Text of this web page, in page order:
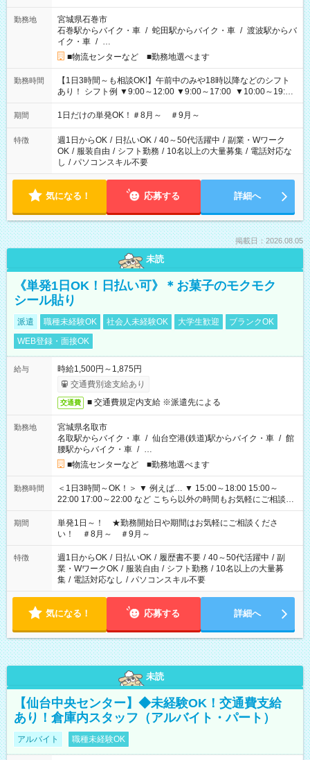
勤務地
宮城県石巻市
石巻駅からバイク・車 / 蛇田駅からバイク・車 / 渡波駅からバ
イク・車 / …
■物流センターなど ■勤務地選べます
勤務時間
【1日3時間～も相談OK!】午前中のみや18時以降などのシフト
あり！ シフト例 ▼9:00～12:00 ▼9:00～17:00 ▼10:00～19:00
▼18:00～21:00
期間 1日だけの単発OK！＃8月～ ＃9月～
特徴 週1日からOK / 日払いOK / 40～50代活躍中 / 副業・Wワーク
OK / 服装自由 / シフト勤務 / 10名以上の大量募集 / 電話対応な
し / パソコンスキル不要
気になる！ 応募する 詳細へ
掲載日：2026.08.05
未読
《単発1日OK！日払い可》＊お菓子のモクモク
シール貼り
派遣 職種未経験OK 社会人未経験OK 大学生歓迎
ブランクOK
WEB登録・面接OK
給与
時給1,500円～1,875円
交通費別途支給あり
交通費 ■ 交通費規定内支給 ※派遣先による
勤務地
宮城県名取市
名取駅からバイク・車 / 仙台空港(鉄道)駅からバイク・車 / 館
腰駅からバイク・車 / …
■物流センターなど ■勤務地選べます
勤務時間
＜1日3時間～OK！＞ ▼ 例えば… ▼ 15:00～18:00 15:00～
22:00 17:00～22:00 など こちら以外の時間もお気軽にご相談く
ださい！
期間
単発1日～！ ★勤務開始日や期間はお気軽にご相談くださ
い！ ＃8月～ ＃9月～
特徴 週1日からOK / 日払いOK / 履歴書不要 / 40～50代活躍中 / 副
業・WワークOK / 服装自由 / シフト勤務 / 10名以上の大量募
集 / 電話対応なし / パソコンスキル不要
気になる！ 応募する 詳細へ
未読
【仙台中央センター】◆未経験OK！交通費支給
あり！倉庫内スタッフ（アルバイト・パート）
アルバイト 職種未経験OK